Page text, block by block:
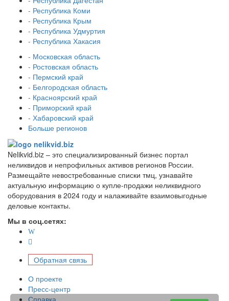
- Республика Коми
- Республика Крым
- Республика Удмуртия
- Республика Хакасия
- Московская область
- Ростовская область
- Пермский край
- Белгородская область
- Красноярский край
- Приморский край
- Хабаровский край
Больше регионов
Nelikvid.biz – это специализированный бизнес портал
неликвидов и непрофильных активов регионов России.
Размещайте невостребованные списки тмц, узнавайте
актуальную информацию о купле-продажи неликвидного
оборудования в 2024 году и налаживайте взаимовыгодные
деловые контакты.
Мы в соц.сетях:
Обратная связь
О проекте
Пресс-центр